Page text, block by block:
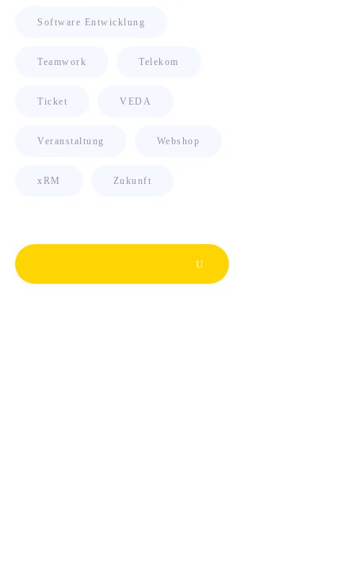
Software Entwicklung
Teamwork Telekom
Ticket VEDA
Veranstaltung Webshop
xRM Zukunft